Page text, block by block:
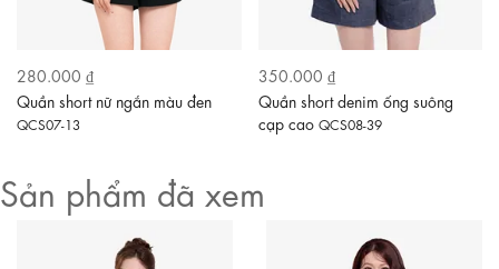
280.000 ₫
Quần short nữ ngắn màu đen
QCS07-13
350.000 ₫
Quần short denim ống suông
cạp cao QCS08-39
Sản phẩm đã xem